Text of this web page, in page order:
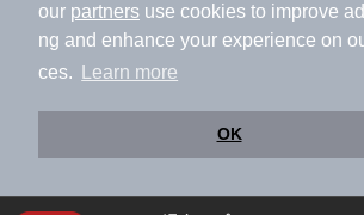
our partners use cookies to improve
ng and enhance your experience on
ces.
Learn more
OK
ニフティ温泉公式アカウントをフ
おトク情報やクーポン情報を受